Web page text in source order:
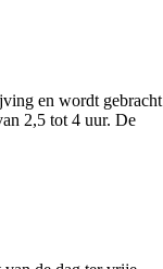
en wordt gebracht
2,5 tot 4 uur. De